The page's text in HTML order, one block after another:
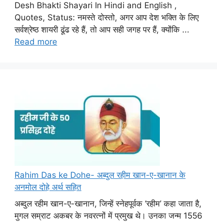
Desh Bhakti Shayari In Hindi and English ,
Quotes, Status: नमस्ते दोस्तो, अगर आप देश भक्ति के लिए
सर्वश्रेष्ठ शायरी ढूंढ रहे हैं, तो आप सही जगह पर हैं, क्योंकि ...
Read more
Rahim Das ke Dohe- अब्दुल रहीम खान-ए-खानान के
अनमोल दोहे अर्थ सहित
अब्दुल रहीम खान-ए-खानान, जिन्हें स्नेहपूर्वक ‘रहीम’ कहा जाता है,
मुगल सम्राट अकबर के नवरत्नों में प्रमुख थे। उनका जन्म 1556